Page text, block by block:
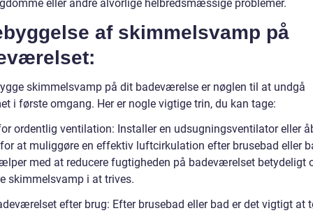
eller andre alvorlige helbredsmæssige problemer.
af skimmelsvamp på
skimmelsvamp på dit badeværelse er nøglen til at undgå
i første omgang. Her er nogle vigtige trin, du kan tage:
ordentlig ventilation: Installer en udsugningsventilator eller
at muliggøre en effektiv luftcirkulation efter brusebad eller
med at reducere fugtigheden på badeværelset betydeligt
skimmelsvamp i at trives.
efter brug: Efter brusebad eller bad er det vigtigt at